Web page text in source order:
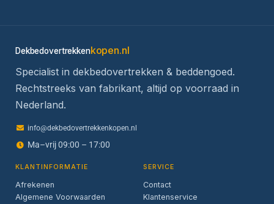
Dekbedovertrekkenkopen.nl
Specialist in dekbedovertrekken & beddengoed.
Rechtstreeks van fabrikant, altijd op voorraad in
Nederland.
info@dekbedovertrekkenkopen.nl
Ma–vrij 09:00 – 17:00
KLANTINFORMATIE
Afrekenen
Algemene Voorwaarden
SERVICE
Contact
Klantenservice